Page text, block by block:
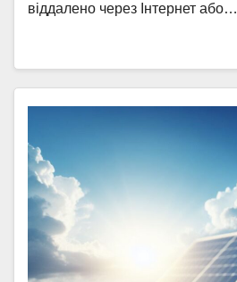
віддалено через Інтернет або…